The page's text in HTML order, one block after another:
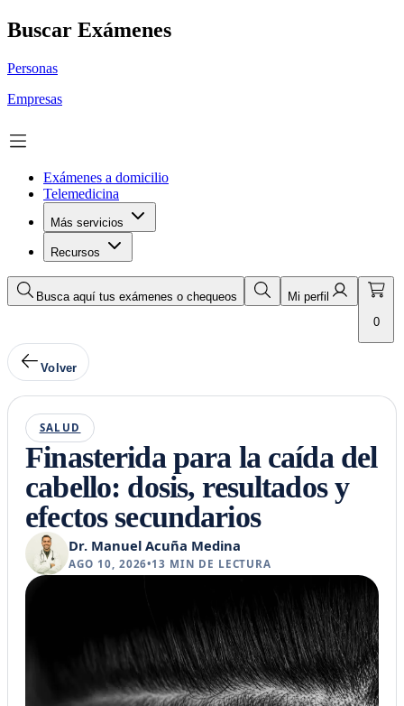
Buscar Exámenes
Personas
Empresas
Exámenes a domicilio
Telemedicina
Más servicios
Recursos
Busca aquí tus exámenes o chequeos
Mi perfil
0
Volver
SALUD
Finasterida para la caída del
cabello: dosis, resultados y
efectos secundarios
Dr. Manuel Acuña Medina
AGO 10, 2026•13 MIN DE LECTURA